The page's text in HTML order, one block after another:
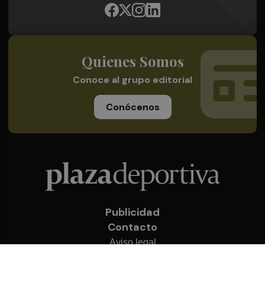
Quienes Somos
Conoce al grupo editorial
Conócenos
Publicidad
Contacto
Aviso legal